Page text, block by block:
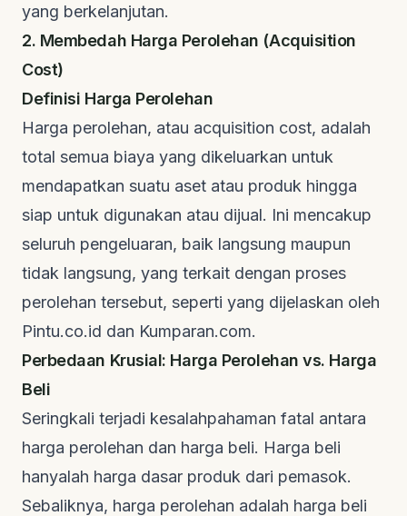
yang berkelanjutan.
2. Membedah Harga Perolehan (Acquisition
Cost)
Definisi Harga Perolehan
Harga perolehan, atau acquisition cost, adalah
total semua biaya yang dikeluarkan untuk
mendapatkan suatu aset atau produk hingga
siap untuk digunakan atau dijual. Ini mencakup
seluruh pengeluaran, baik langsung maupun
tidak langsung, yang terkait dengan proses
perolehan tersebut, seperti yang dijelaskan oleh
Pintu.co.id dan Kumparan.com.
Perbedaan Krusial: Harga Perolehan vs. Harga
Beli
Seringkali terjadi kesalahpahaman fatal antara
harga perolehan dan harga beli. Harga beli
hanyalah harga dasar produk dari pemasok.
Sebaliknya, harga perolehan adalah harga beli